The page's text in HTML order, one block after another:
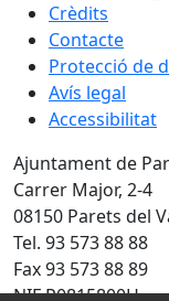
Crèdits
Contacte
Protecció de
Avís legal
Accessibilitat
Ajuntament de
Carrer Major, 2-4
08150 Parets del
Tel. 93 573 88 88
Fax 93 573 88 89
NIF P0815800H